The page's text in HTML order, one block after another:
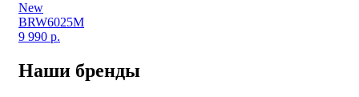
New
BRW6025M
9 990 р.
Наши бренды